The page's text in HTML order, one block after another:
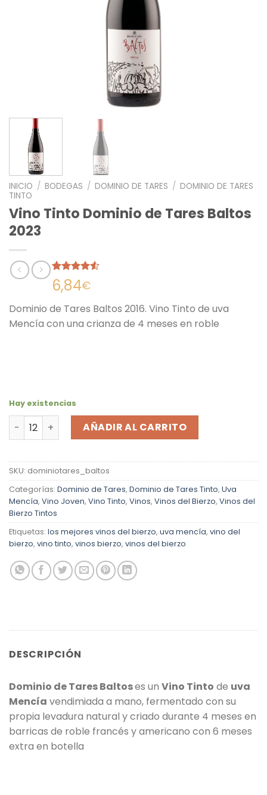
INICIO / BODEGAS / DOMINIO DE TARES / DOMINIO DE TARES
TINTO
Vino Tinto Dominio de Tares Baltos
2023
Valorado
con4.50
base a
14
valoraciones
de clientes
6,84€
Dominio de Tares Baltos 2016. Vino Tinto de uva
Mencía con una crianza de 4 meses en roble
Hay existencias
Vino Tinto Dominio de Tares Baltos 2023 cantidad
AÑADIR AL CARRITO
SKU: dominiotares_baltos
Categorías: Dominio de Tares, Dominio de Tares Tinto, Uva
Mencía, Vino Joven, Vino Tinto, Vinos, Vinos del Bierzo, Vinos del
Bierzo Tintos
Etiquetas: los mejores vinos del bierzo, uva mencía, vino del
bierzo, vino tinto, vinos bierzo, vinos del bierzo
DESCRIPCIÓN
Dominio de Tares Baltoses un Vino Tinto de uva
Mencía vendimiada a mano, fermentado con su
propia levadura natural y criado durante 4 meses en
barricas de roble francés y americano con 6 meses
extra en botella